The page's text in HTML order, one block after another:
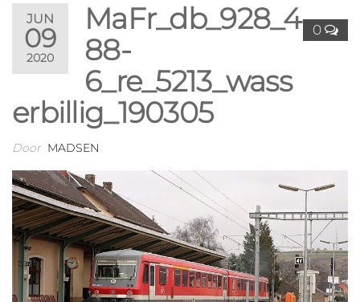
JUN
09
2020
0
MaFr_db_928_4
88-
6_re_5213_wass
erbillig_190305
Door MADSEN